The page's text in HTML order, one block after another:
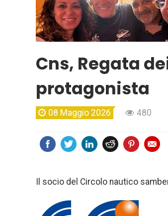
Cns, Regata
protagonista
08 Maggio 2026 480
Il socio del Circolo nautico